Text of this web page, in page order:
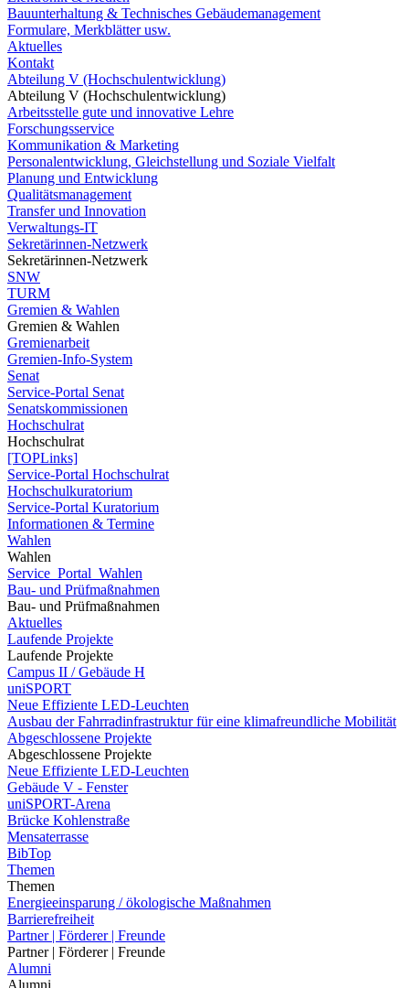
Bauunterhaltung & Technisches Gebäudemanagement
Formulare, Merkblätter usw.
Aktuelles
Kontakt
Abteilung V (Hochschulentwicklung)
Abteilung V (Hochschulentwicklung)
Arbeitsstelle gute und innovative Lehre
Forschungsservice
Kommunikation & Marketing
Personalentwicklung, Gleichstellung und Soziale Vielfalt
Planung und Entwicklung
Qualitätsmanagement
Transfer und Innovation
Verwaltungs-IT
Sekretärinnen-Netzwerk
Sekretärinnen-Netzwerk
SNW
TURM
Gremien & Wahlen
Gremien & Wahlen
Gremienarbeit
Gremien-Info-System
Senat
Service-Portal Senat
Senatskommissionen
Hochschulrat
Hochschulrat
[TOPLinks]
Service-Portal Hochschulrat
Hochschulkuratorium
Service-Portal Kuratorium
Informationen & Termine
Wahlen
Wahlen
Service_Portal_Wahlen
Bau- und Prüfmaßnahmen
Bau- und Prüfmaßnahmen
Aktuelles
Laufende Projekte
Laufende Projekte
Campus II / Gebäude H
uniSPORT
Neue Effiziente LED-Leuchten
Ausbau der Fahrradinfrastruktur für eine klimafreundliche Mobilität
Abgeschlossene Projekte
Abgeschlossene Projekte
Neue Effiziente LED-Leuchten
Gebäude V - Fenster
uniSPORT-Arena
Brücke Kohlenstraße
Mensaterrasse
BibTop
Themen
Themen
Energieeinsparung / ökologische Maßnahmen
Barrierefreiheit
Partner | Förderer | Freunde
Partner | Förderer | Freunde
Alumni
Alumni